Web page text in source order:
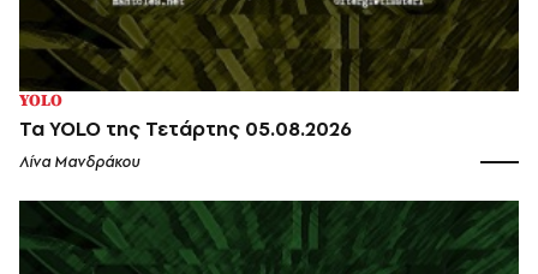
YOLO
Τα YOLO της Τετάρτης 05.08.2026
Λίνα Μανδράκου